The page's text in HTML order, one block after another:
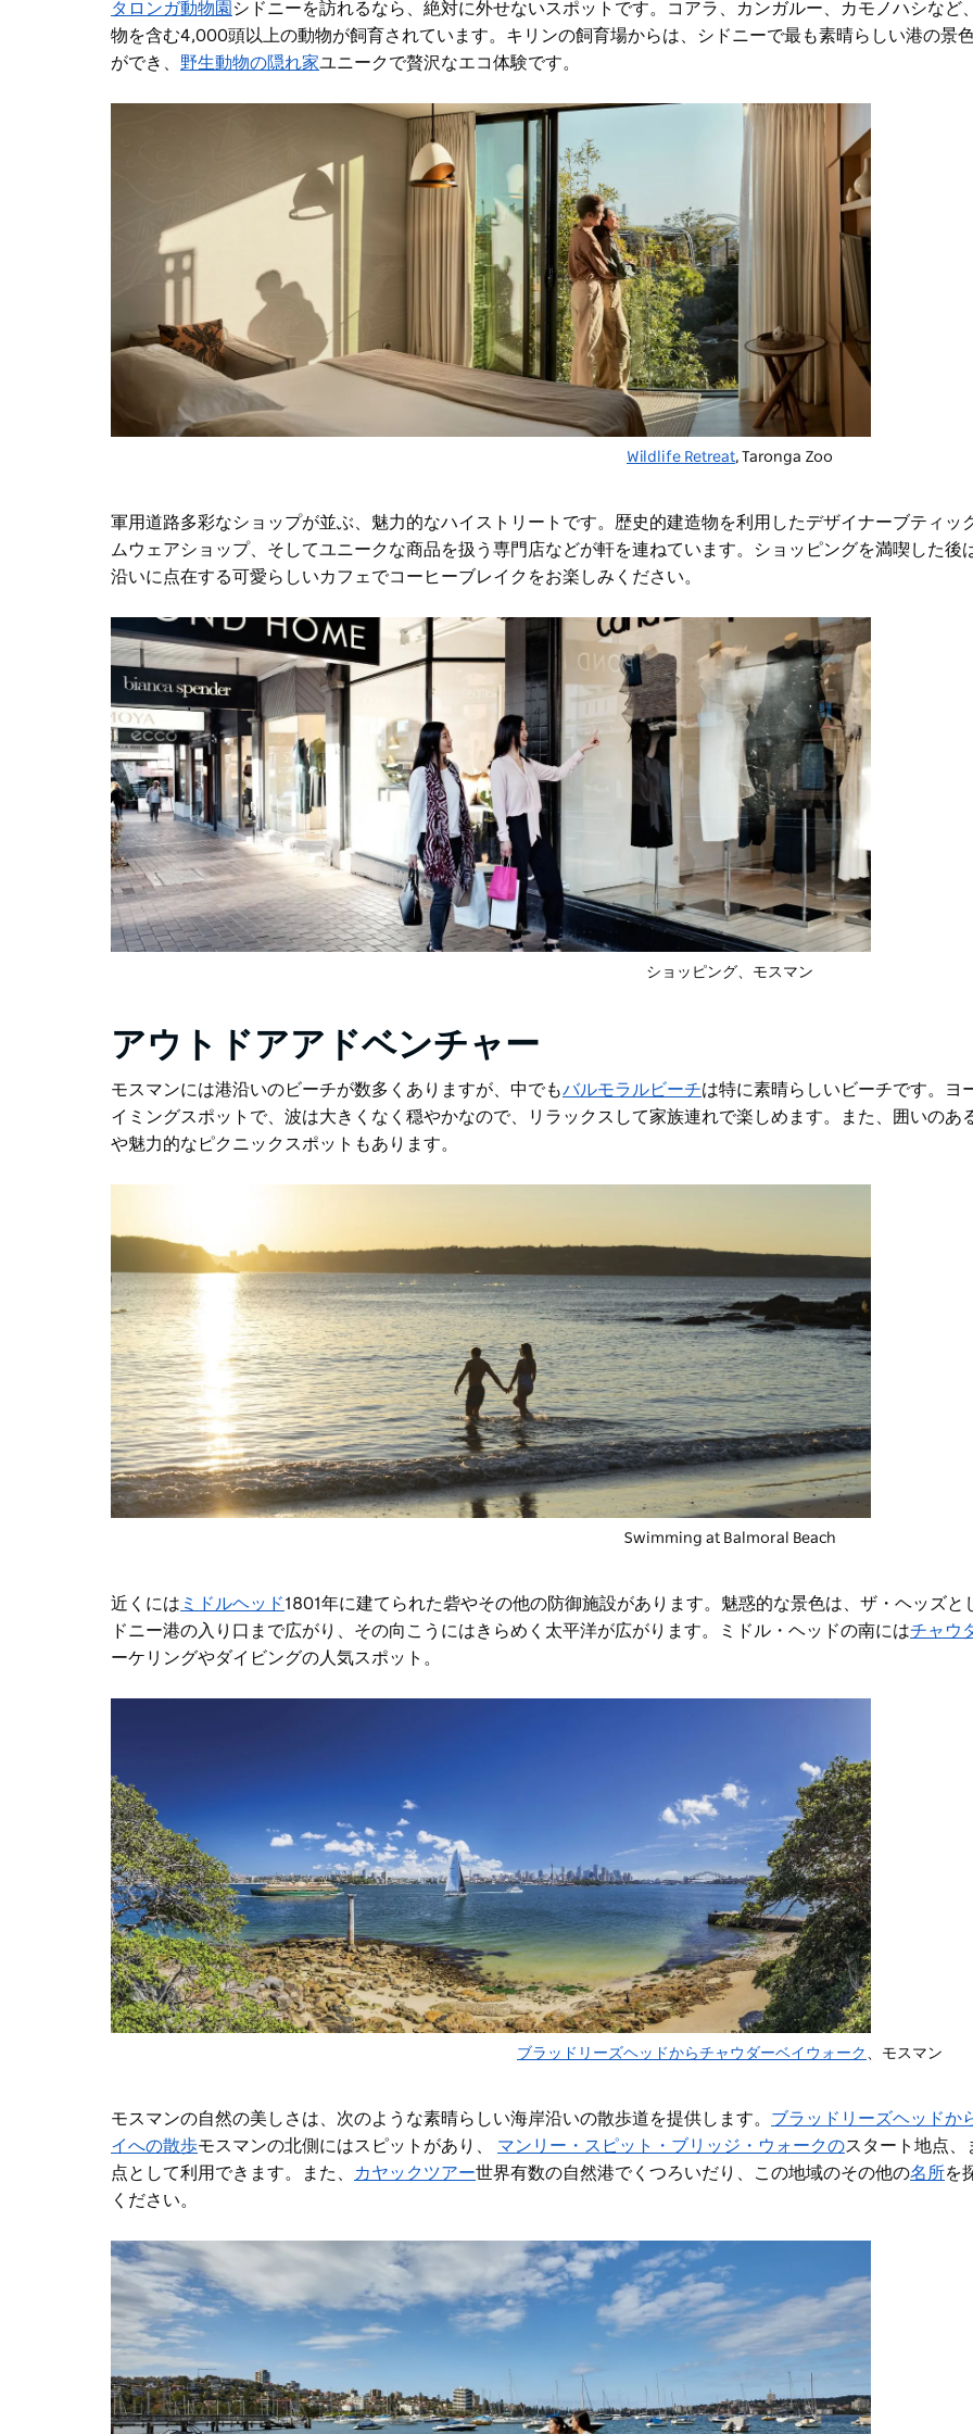
タロンガ動物園 シドニーを訪れるなら、絶対に外せないスポットです。コアラ、カンガルー、カモノハシなど
物を含む4,000頭以上の動物が飼育されています。キリンの飼育場からは、シドニーで最も素晴らしい港の景
ができ、 野生動物の隠れ家ユニークで贅沢なエコ体験です。
Wildlife Retreat, Taronga Zoo
軍用道路多彩なショップが並ぶ、魅力的なハイストリートです。歴史的建造物を利用したデザイナーブティッ
ムウェアショップ、そしてユニークな商品を扱う専門店などが軒を連ねています。ショッピングを満喫した後
沿いに点在する可愛らしいカフェでコーヒーブレイクをお楽しみください。
ショッピング、モスマン
アウトドアアドベンチャー
モスマンには港沿いのビーチが数多くありますが、中でもバルモラルビーチは特に素晴らしいビーチです。ヨ
イミングスポットで、波は大きくなく穏やかなので、リラックスして家族連れで楽しめます。また、囲いのあ
や魅力的なピクニックスポットもあります。
Swimming at Balmoral Beach
近くには ミドルヘッド1801年に建てられた砦やその他の防御施設があります。魅惑的な景色は、ザ・ヘッズと
ドニー港の入り口まで広がり、 その向こうにはきらめく太平洋が広がります。ミドル・ヘッドの南にはチャウ
ーケリングやダイビングの人気スポット。
ブラッドリーズヘッドからチャウダーベイウォーク 、モスマン
モスマンの自然の美しさは、次のような素晴らしい海岸沿いの散歩道を提供します。 ブラッドリーズヘッドか
イへの散歩モスマンの北側にはスピットがあり、 マンリー・スピット・ブリッジ・ウォークのスタート地点、
点として利用できます。また、
カヤックツアー世界有数の自然港でくつろいだり、この地域のその他の名所を
ください。